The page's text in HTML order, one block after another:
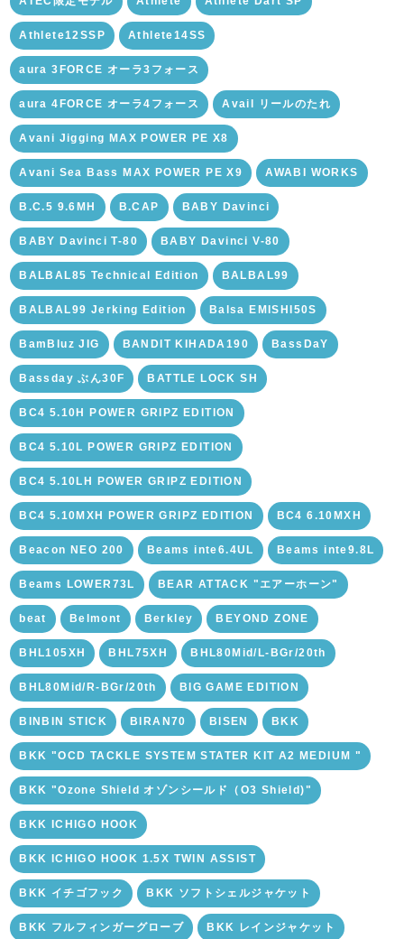
Athlete12SSP Athlete14SS
aura 3FORCE オーラ3フォース
aura 4FORCE オーラ4フォース Avail リールのたれ
Avani Jigging MAX POWER PE X8
Avani Sea Bass MAX POWER PE X9 AWABI WORKS
B.C.5 9.6MH B.CAP BABY Davinci
BABY Davinci T-80 BABY Davinci V-80
BALBAL85 Technical Edition BALBAL99
BALBAL99 Jerking Edition Balsa EMISHI50S
BamBluz JIG BANDIT KIHADA190 BassDaY
Bassday ぶん30F BATTLE LOCK SH
BC4 5.10H POWER GRIPZ EDITION
BC4 5.10L POWER GRIPZ EDITION
BC4 5.10LH POWER GRIPZ EDITION
BC4 5.10MXH POWER GRIPZ EDITION BC4 6.10MXH
Beacon NEO 200 Beams inte6.4UL Beams inte9.8L
Beams LOWER73L BEAR ATTACK "エアーホーン"
beat Belmont Berkley BEYOND ZONE
BHL105XH BHL75XH BHL80Mid/L-BGr/20th
BHL80Mid/R-BGr/20th BIG GAME EDITION
BINBIN STICK BIRAN70 BISEN BKK
BKK "OCD TACKLE SYSTEM STATER KIT A2 MEDIUM "
BKK "Ozone Shield オゾンシールド（O3 Shield)"
BKK ICHIGO HOOK
BKK ICHIGO HOOK 1.5X TWIN ASSIST
BKK イチゴフック BKK ソフトシェルジャケット
BKK フルフィンガーグローブ BKK レインジャケット